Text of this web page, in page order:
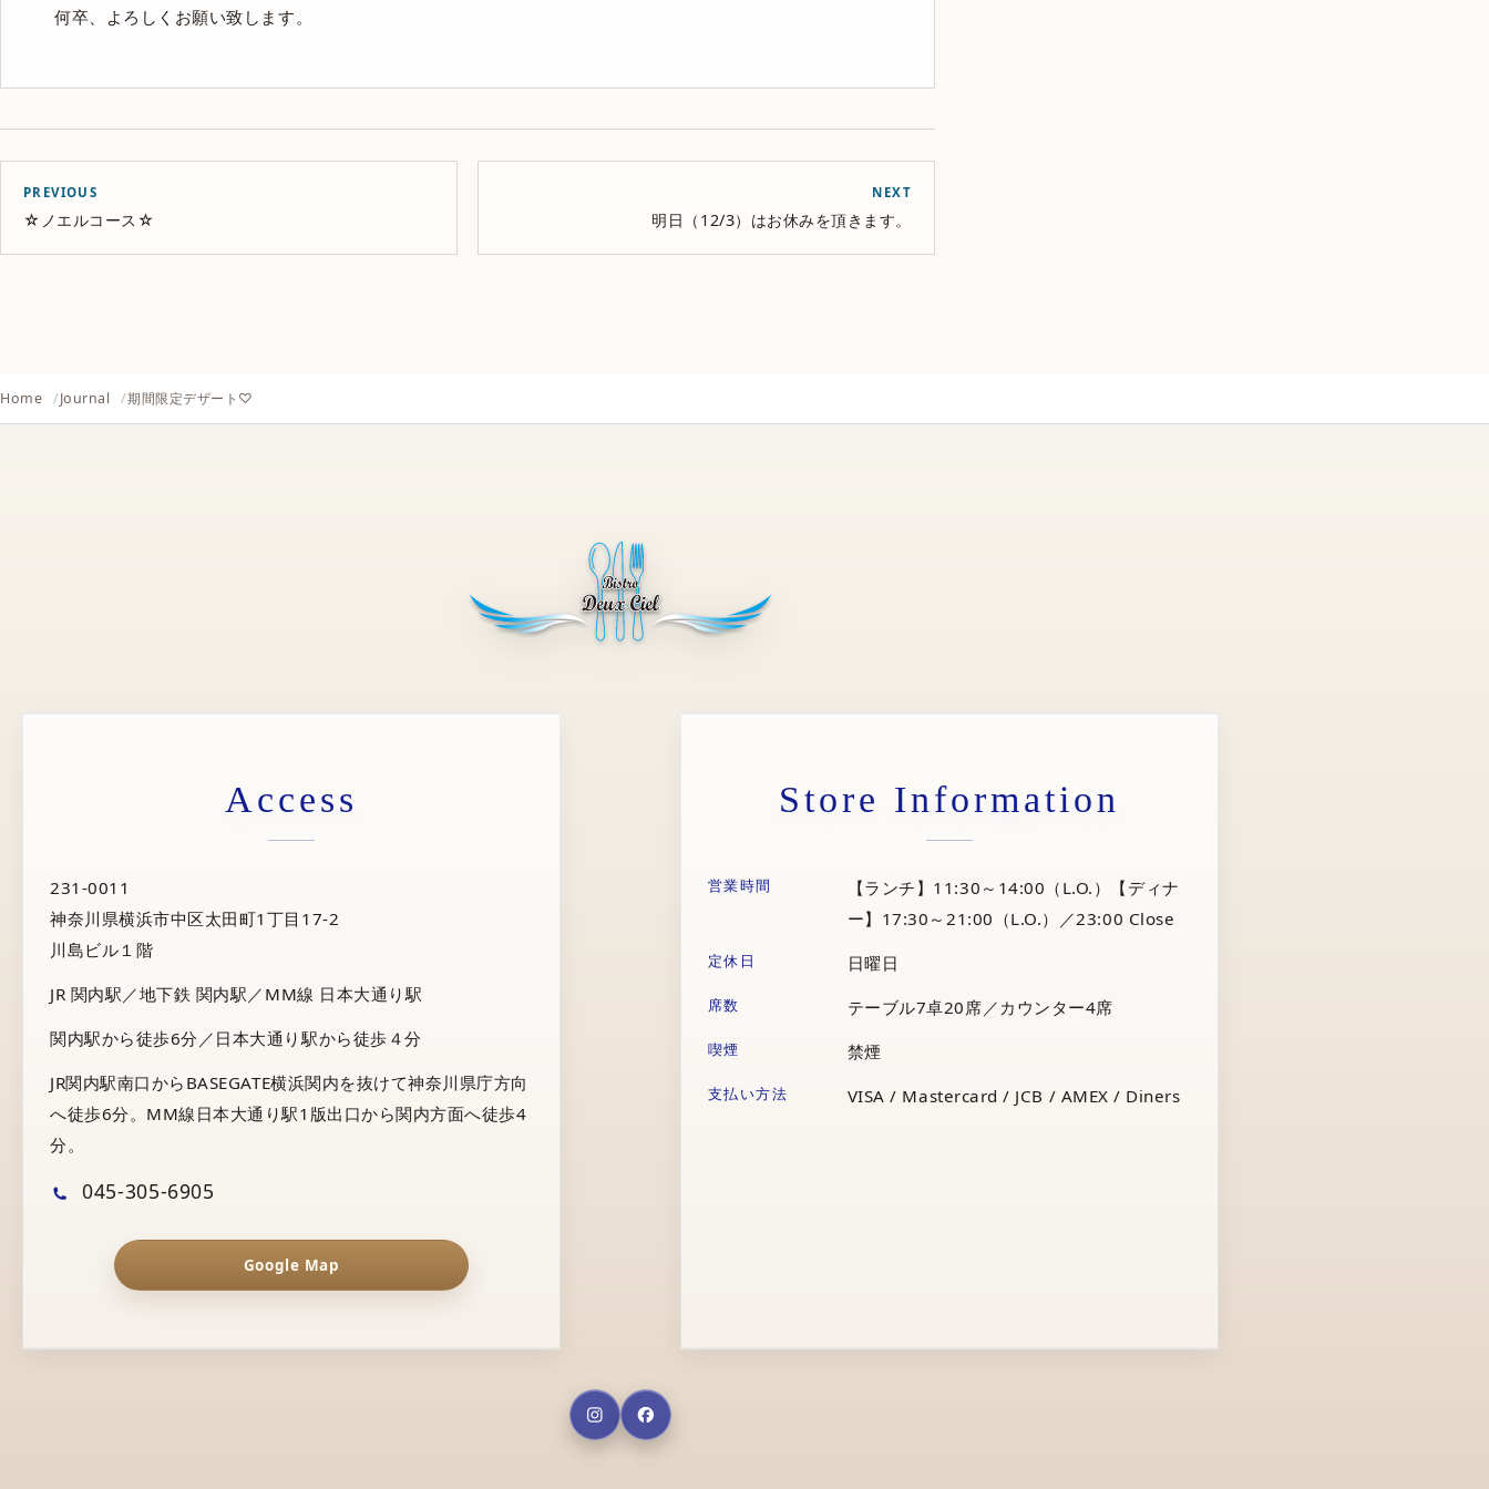
何卒、よろしくお願い致します。
PREVIOUS
☆ノエルコース☆
NEXT
明日（12/3）はお休みを頂きます。
Home Journal 期間限定デザート♡
Access
231-0011
神奈川県横浜市中区太田町1丁目17-2
川島ビル１階
JR 関内駅／地下鉄 関内駅／MM線 日本大通り駅
関内駅から徒歩6分／日本大通り駅から徒歩４分
JR関内駅南口からBASEGATE横浜関内を抜けて神奈川県庁方向
へ徒歩6分。MM線日本大通り駅1版出口から関内方面へ徒歩4
分。
045-305-6905
Google Map
Store Information
営業時間
【ランチ】11:30～14:00（L.O.）【ディナ
ー】17:30～21:00（L.O.）／23:00 Close
定休日 日曜日
席数 テーブル7卓20席／カウンター4席
喫煙 禁煙
支払い方法 VISA / Mastercard / JCB / AMEX / Diners